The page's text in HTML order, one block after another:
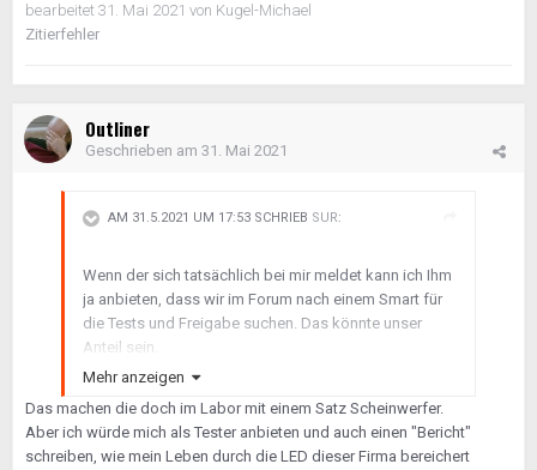
bearbeitet 31. Mai 2021 von Kugel-Michael
Zitierfehler
Outliner
Geschrieben am 31. Mai 2021
AM 31.5.2021 UM 17:53 SCHRIEB SUR:
Wenn der sich tatsächlich bei mir meldet kann ich Ihm
ja anbieten, dass wir im Forum nach einem Smart für
die Tests und Freigabe suchen. Das könnte unser
Anteil sein.
Mehr anzeigen
Das machen die doch im Labor mit einem Satz Scheinwerfer.
Aber ich würde mich als Tester anbieten und auch einen "Bericht"
schreiben, wie mein Leben durch die LED dieser Firma bereichert